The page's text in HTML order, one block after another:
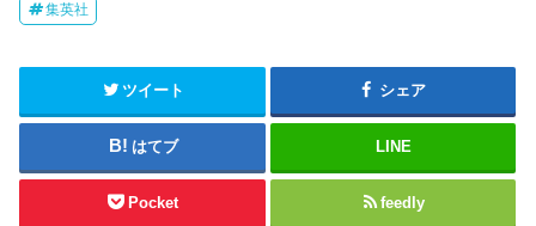
集英社
ツイート シェア
はてブ LINE
Pocket feedly